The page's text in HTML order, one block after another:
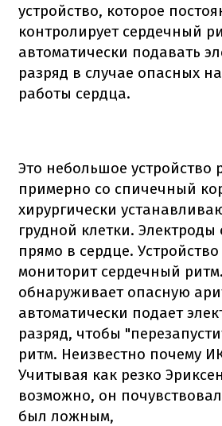
устройство, которое
контролирует сердечный
автоматически подавать
разряд в случае опасных
работы сердца.
Это небольшое устройство
примерно со спичечный
хирургически
грудной клетки. Электроды
прямо в сердце.
мониторит сердечный
обнаруживает опасную
автоматически подает
разряд, чтобы
ритм. Неизвестно почему
Учитывая как резко
возможно, он
был ложным,